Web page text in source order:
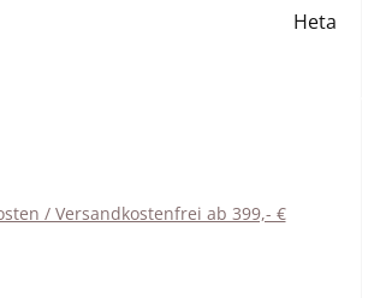
Heta
/ Versandkostenfrei ab 399,- €